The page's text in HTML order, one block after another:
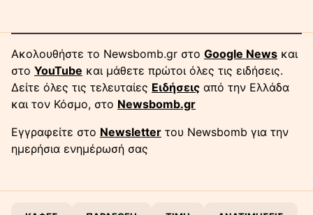
Ακολουθήστε το Newsbomb.gr στο Google News και
στο YouTube και μάθετε πρώτοι όλες τις ειδήσεις.
Δείτε όλες τις τελευταίες Ειδήσεις από την Ελλάδα
και τον Κόσμο, στο Newsbomb.gr
Εγγραφείτε στο Newsletter του Newsbomb για την
ημερήσια ενημέρωσή σας